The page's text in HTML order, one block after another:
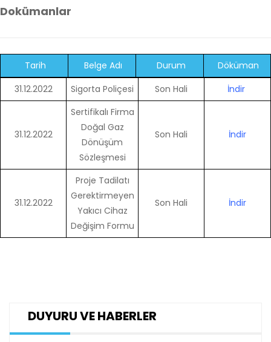
Dokümanlar
Tarih Belge Adı Durum
Döküman
31.12.2022
Sigorta Poliçesi Son Hali İndir
31.12.2022
Sertifikalı Firma
Doğal Gaz
Dönüşüm
Sözleşmesi
Son Hali İndir
31.12.2022
Proje Tadilatı
Gerektirmeyen
Yakıcı Cihaz
Değişim Formu
Son Hali İndir
DUYURU VE HABERLER